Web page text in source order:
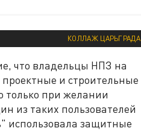
КОЛЛАЖ ЦАРЬГРАДА
что владельцы НПЗ на
проектные и строительные
только при желании
из таких пользователей
использовала защитные